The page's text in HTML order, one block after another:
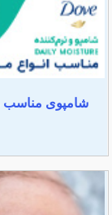
شامپوی مناسب